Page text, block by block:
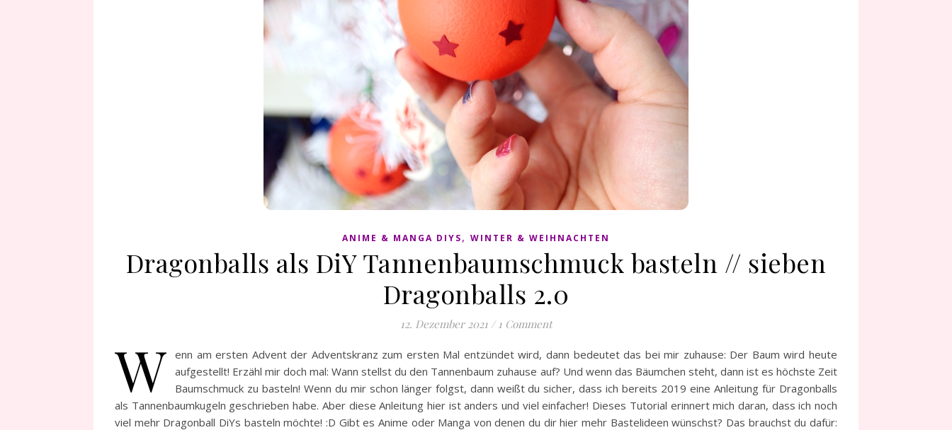
ANIME & MANGA DIYS, WINTER & WEIHNACHTEN
Dragonballs als DiY Tannenbaumschmuck basteln // sieben
Dragonballs 2.0
12. Dezember 2021 / 1 Comment
W enn am ersten Advent der Adventskranz zum ersten Mal entzündet wird, dann bedeutet das bei mir zuhause: Der Baum wird heute
aufgestellt! Erzähl mir doch mal: Wann stellst du den Tannenbaum zuhause auf? Und wenn das Bäumchen steht, dann ist es höchste Zeit
Baumschmuck zu basteln! Wenn du mir schon länger folgst, dann weißt du sicher, dass ich bereits 2019 eine Anleitung für Dragonballs
als Tannenbaumkugeln geschrieben habe. Aber diese Anleitung hier ist anders und viel einfacher! Dieses Tutorial erinnert mich daran, dass ich noch
viel mehr Dragonball DiYs basteln möchte! :D Gibt es Anime oder Manga von denen du dir hier mehr Bastelideen wünschst? Das brauchst du dafür: